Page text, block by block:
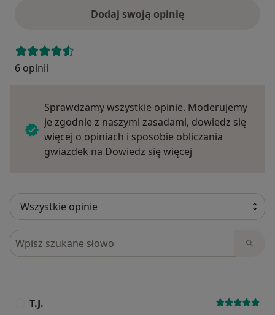
Dodaj swoją opinię
6 opinii
Sprawdzamy wszystkie opinie. Moderujemy
je zgodnie z naszymi zasadami, dowiedz się
więcej o opiniach i sposobie obliczania
gwiazdek na Dowiedz się więcej
Szukaj w opiniach
T.J.